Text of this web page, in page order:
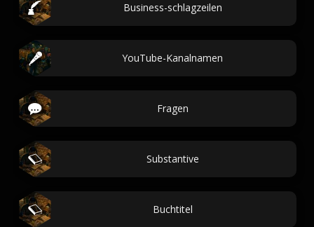
Business-schlagzeilen
YouTube-Kanalnamen
Fragen
Substantive
Buchtitel